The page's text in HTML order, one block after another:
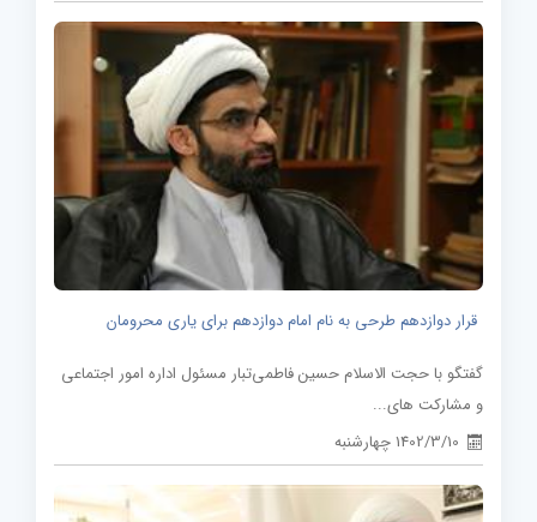
قرار دوازدهم طرحی به نام امام دوازدهم برای یاری محرومان
گفتگو با حجت الاسلام حسین فاطمی‌تبار مسئول اداره امور اجتماعی
و مشارکت های...
1402/3/10 چهارشنبه